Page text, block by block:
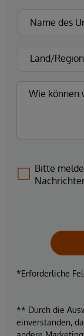
Bitte
*Erforderliche
** Durch die
einverstanden,